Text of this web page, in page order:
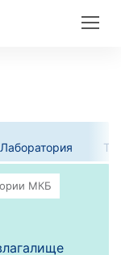
Лаборатория